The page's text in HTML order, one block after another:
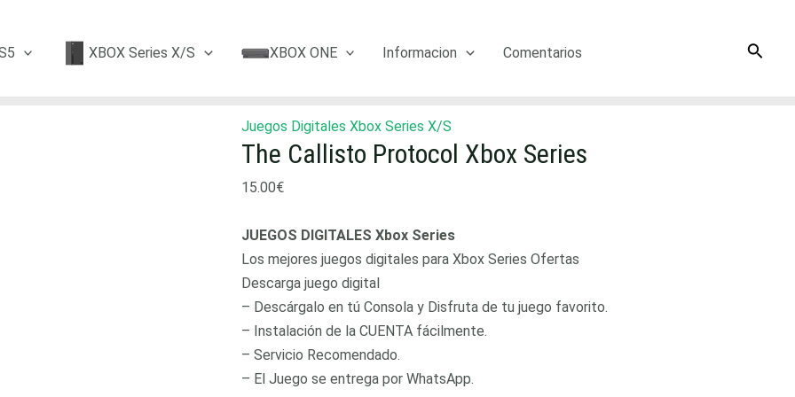
XBOX Series X/S XBOX ONE Informacion Comentarios
Juegos Digitales Xbox Series X/S
The Callisto Protocol Xbox Series
15.00€
JUEGOS DIGITALES Xbox Series
Los mejores juegos digitales para Xbox Series Ofertas
Descarga juego digital
– Descárgalo en tú Consola y Disfruta de tu juego favorito.
– Instalación de la CUENTA fácilmente.
– Servicio Recomendado.
– El Juego se entrega por WhatsApp.